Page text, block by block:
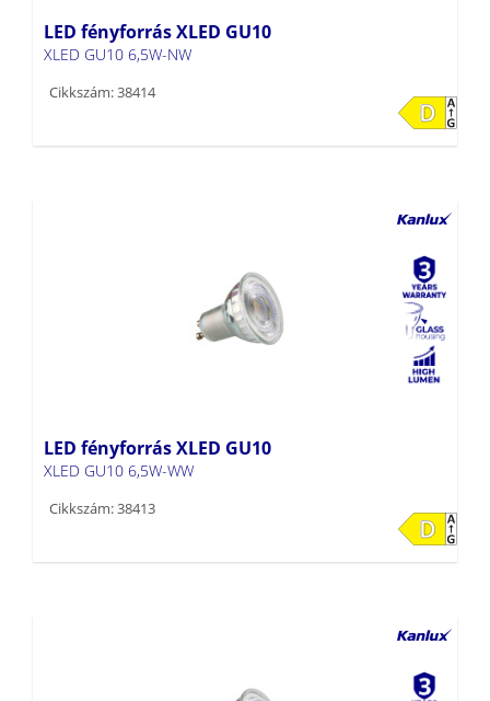
LED fényforrás XLED GU10
XLED GU10 6,5W-NW
Cikkszám: 38414
LED fényforrás XLED GU10
XLED GU10 6,5W-WW
Cikkszám: 38413